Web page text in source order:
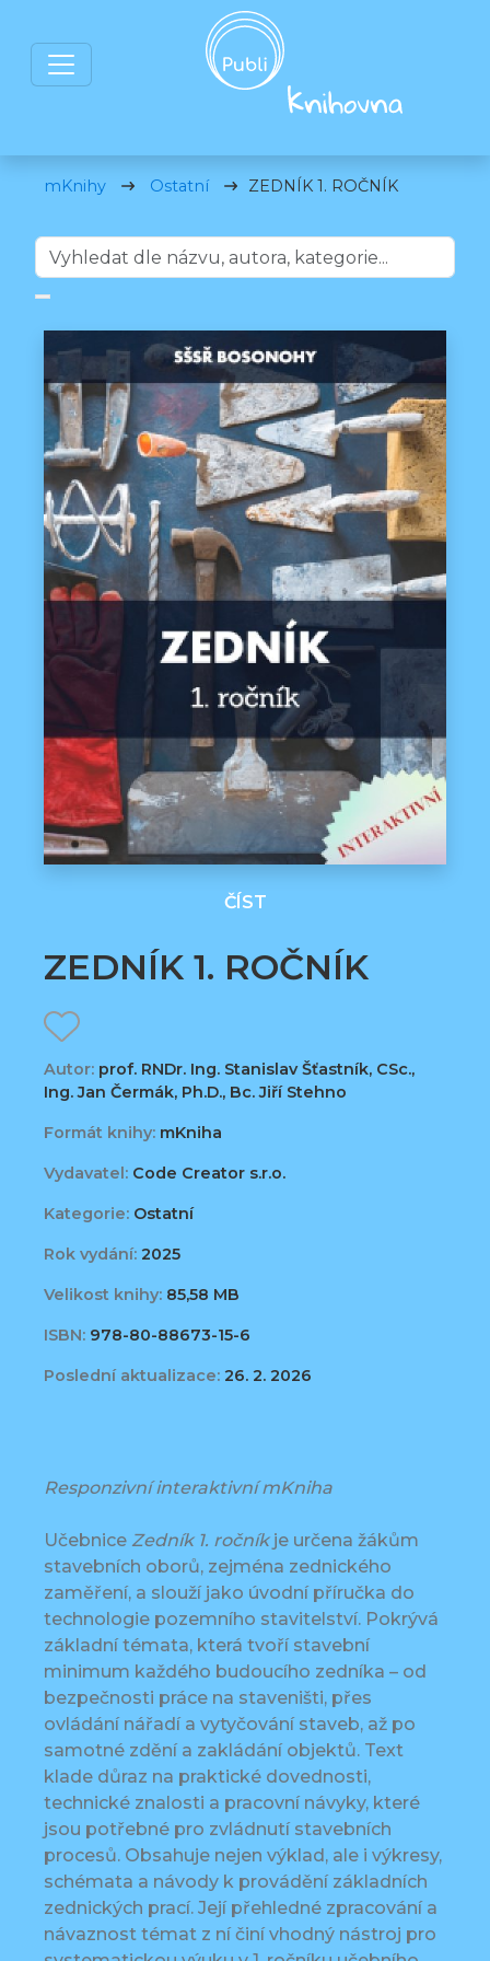
mKnihy Ostatní ZEDNÍK 1. ROČNÍK
ČÍST
ZEDNÍK 1. ROČNÍK
Autor: prof. RNDr. Ing. Stanislav Šťastník, CSc.,
Ing. Jan Čermák, Ph.D., Bc. Jiří Stehno
Formát knihy: mKniha
Vydavatel: Code Creator s.r.o.
Kategorie: Ostatní
Rok vydání: 2025
Velikost knihy: 85,58 MB
ISBN: 978-80-88673-15-6
Poslední aktualizace: 26. 2. 2026
Responzivní interaktivní mKniha
Učebnice Zedník 1. ročníkje určena žákům
stavebních oborů, zejména zednického
zaměření, a slouží jako úvodní příručka do
technologie pozemního stavitelství. Pokrývá
základní témata, která tvoří stavební
minimum každého budoucího zedníka – od
bezpečnosti práce na staveništi, přes
ovládání nářadí a vytyčování staveb, až po
samotné zdění a zakládání objektů. Text
klade důraz na praktické dovednosti,
technické znalosti a pracovní návyky, které
jsou potřebné pro zvládnutí stavebních
procesů. Obsahuje nejen výklad, ale i výkresy,
schémata a návody k provádění základních
zednických prací. Její přehledné zpracování a
návaznost témat z ní činí vhodný nástroj pro